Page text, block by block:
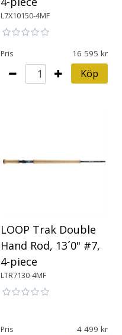
L7X10150-4MF
Pris 16 595
Köp
LOOP Trak Double
Hand Rod, 13´0" #7,
4-piece
LTR7130-4MF
Pris 4 499